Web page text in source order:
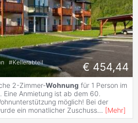
#Kellerabteil
€ 454,44
2-Zimmer-Wohnung für 1 Person im
Eine Anmietung ist ab dem 60.
möglich! Bei der
ein monatlicher Zuschuss... [Mehr]